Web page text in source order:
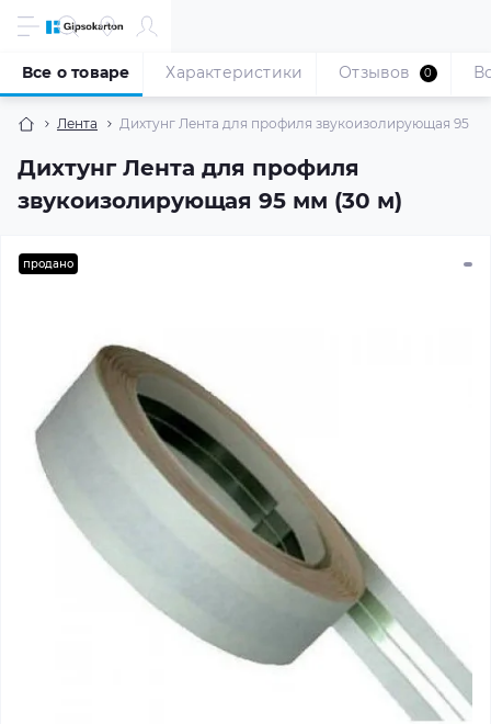
Лента Дихтунг Лента для профиля звукоизолирующая 95
Дихтунг Лента для профиля
звукоизолирующая 95 мм (30 м)
Все о товаре Характеристики Отзывов 0
продано